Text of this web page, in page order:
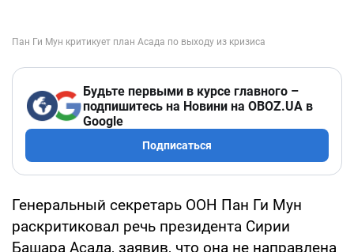
Будьте первыми в курсе главного –
подпишитесь на Новини на OBOZ.UA в
Google
Подписаться
Генеральный секретарь ООН Пан Ги Мун
раскритиковал речь президента Сирии
Башара Асада, заявив, что она не направлена